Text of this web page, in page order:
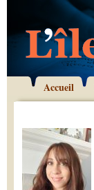
Accueil